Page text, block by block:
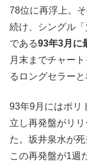
78位に再浮上。
続け、シングル
である93年3月に
月末までチャー
るロングセラーと
93年9月にはポリ
立し再発盤がリ
た。坂井泉水が
この再発盤が1週